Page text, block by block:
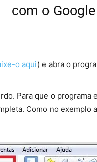
com o
o aqui) e abra o
Para que o programa
Como no exemplo